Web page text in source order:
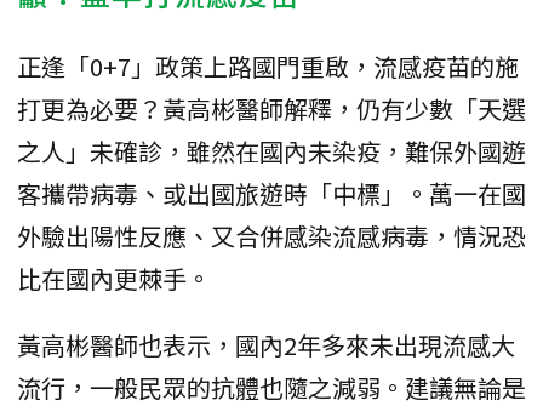
正逢「0+7」政策上路國門重啟，流感疫苗的施
打更為必要？黃高彬醫師解釋，仍有少數「天選
之人」未確診，雖然在國內未染疫，難保外國遊
客攜帶病毒、或出國旅遊時「中標」。萬一在國
外驗出陽性反應、又合併感染流感病毒，情況恐
比在國內更棘手。
黃高彬醫師也表示，國內2年多來未出現流感大
流行，一般民眾的抗體也隨之減弱。建議無論是